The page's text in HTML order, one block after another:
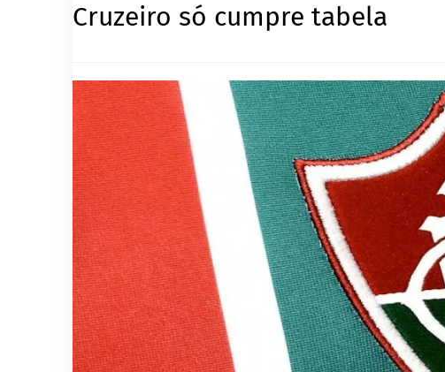
Cruzeiro só cumpre tabela